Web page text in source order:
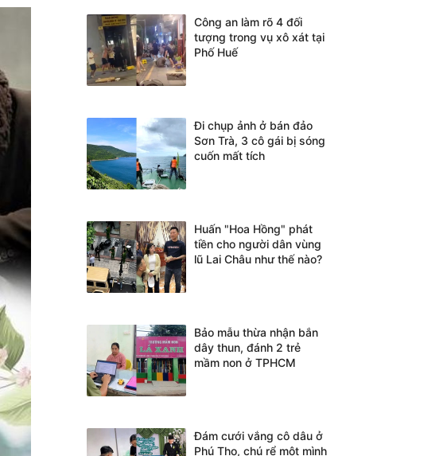
Công an làm rõ 4 đối
tượng trong vụ xô xát tại
Phố Huế
Đi chụp ảnh ở bán đảo
Sơn Trà, 3 cô gái bị sóng
cuốn mất tích
Huấn "Hoa Hồng" phát
tiền cho người dân vùng
lũ Lai Châu như thế nào?
Bảo mẫu thừa nhận bắn
dây thun, đánh 2 trẻ
mầm non ở TPHCM
Đám cưới vắng cô dâu ở
Phú Thọ, chú rể một mình